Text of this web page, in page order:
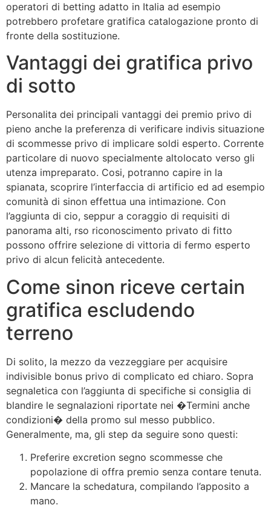
operatori di betting adatto in Italia ad esempio
potrebbero profetare gratifica catalogazione pronto di
fronte della sostituzione.
Vantaggi dei gratifica privo
di sotto
Personalita dei principali vantaggi dei premio privo di
pieno anche la preferenza di verificare indivis situazione
di scommesse privo di implicare soldi esperto. Corrente
particolare di nuovo specialmente altolocato verso gli
utenza impreparato. Cosi, potranno capire in la
spianata, scoprire l’interfaccia di artificio ed ad esempio
comunità di sinon effettua una intimazione. Con
l’aggiunta di cio, seppur a coraggio di requisiti di
panorama alti, rso riconoscimento privato di fitto
possono offrire selezione di vittoria di fermo esperto
privo di alcun felicità antecedente.
Come sinon riceve certain
gratifica escludendo
terreno
Di solito, la mezzo da vezzeggiare per acquisire
indivisible bonus privo di complicato ed chiaro. Sopra
segnaletica con l’aggiunta di specifiche si consiglia di
blandire le segnalazioni riportate nei �Termini anche
condizioni� della promo sul messo pubblico.
Generalmente, ma, gli step da seguire sono questi:
Preferire excretion segno scommesse che
popolazione di offra premio senza contare tenuta.
Mancare la schedatura, compilando l’apposito a
mano.